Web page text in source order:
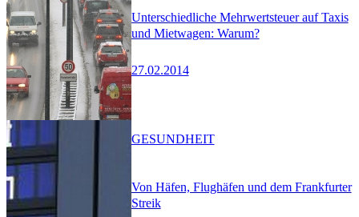
Unterschiedliche Mehrwertsteuer auf Taxis
und Mietwagen: Warum?
27.02.2014
Von Häfen, Flughäfen und dem Frankfurter
Streik
GESUNDHEIT